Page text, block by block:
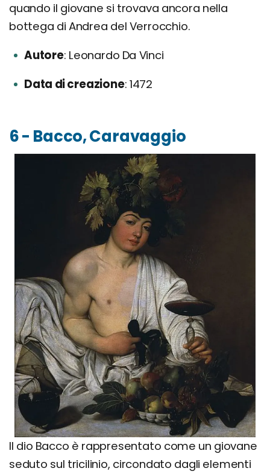
quando il giovane si trovava ancora nella
bottega di Andrea del Verrocchio.
Autore Leonardo Da Vinci
Data di creazione 1472
6 - Bacco, Caravaggio
Il dio Bacco è rappresentato come un giovane
seduto sul tricilinio, circondato dagli elementi